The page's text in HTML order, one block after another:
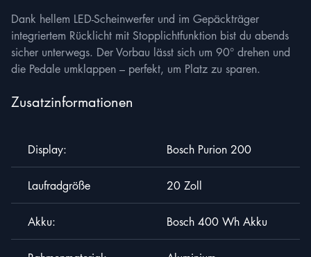
Dank hellem LED-Scheinwerfer und im Gepäckträger
integriertem Rücklicht mit Stopplichtfunktion bist du abends
sicher unterwegs. Der Vorbau lässt sich um 90° drehen und
die Pedale umklappen – perfekt, um Platz zu sparen.
Zusatzinformationen
Display: Bosch Purion 200
Laufradgröße 20 Zoll
Akku: Bosch 400 Wh Akku
Jetzt Bewerben
Vorname
Email